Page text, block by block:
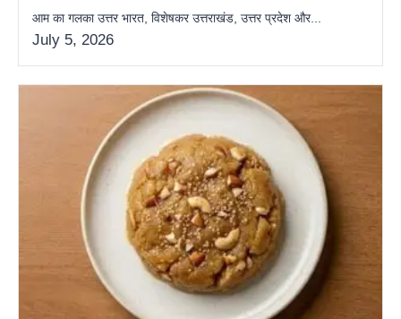
आम का गलका उत्तर भारत, विशेषकर उत्तराखंड, उत्तर प्रदेश और...
July 5, 2026